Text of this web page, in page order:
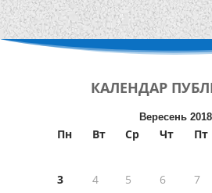
КАЛЕНДАР
Вересень 2018
Пн Вт Ср Чт Пт
3
4 5 6 7